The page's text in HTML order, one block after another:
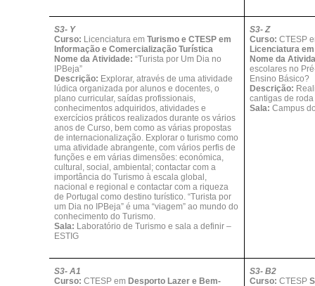
S3- Y
Curso: Licenciatura emTurismo e CTESP em
Informação e Comercialização Turística
Nome da Atividade: “Turista por Um Dia no
IPBeja”
Descrição: Explorar, através de uma atividade
lúdica organizada por alunos e docentes, o
plano curricular, saídas profissionais,
conhecimentos adquiridos, atividades e
exercícios práticos realizados durante os vários
anos de Curso, bem como as várias propostas
de internacionalização. Explorar o turismo como
uma atividade abrangente, com vários perfis de
funções e em várias dimensões: económica,
cultural, social, ambiental; contactar com a
importância do Turismo à escala global,
nacional e regional e contactar com a riqueza
de Portugal como destino turístico. “Turista por
um Dia no IPBeja” é uma “viagem” ao mundo do
conhecimento do Turismo.
Sala: Laboratório de Turismo e sala a definir –
ESTIG
S3- Z
Curso:CTESP
Licenciatura
Nome da
escolares no
Ensino Básico?
Descrição:
cantigas de
Sala:Campus
S3- A1
Curso:CTESP em Desporto Lazer e Bem-
S3- B2
Curso:CTESP